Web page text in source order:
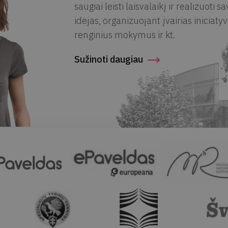
saugiai leisti laisvalaikį ir realizuoti
idėjas, organizuojant įvairias
renginius mokymus ir kt.
Sužinoti daugiau